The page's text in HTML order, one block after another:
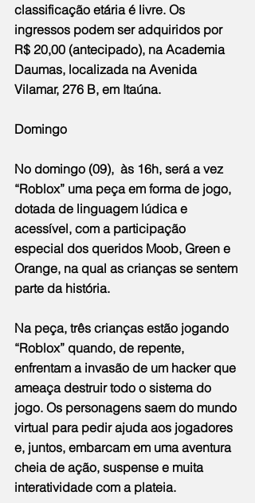
classificação etária é livre. Os
ingressos podem ser adquiridos por
R$ 20,00 (antecipado), na Academia
Daumas, localizada na Avenida
Vilamar, 276 B, em Itaúna.
Domingo
No domingo (09),  às 16h, será a vez
“Roblox” uma peça em forma de jogo,
dotada de linguagem lúdica e
acessível, com a participação
especial dos queridos Moob, Green e
Orange, na qual as crianças se sentem
parte da história.
Na peça, três crianças estão jogando
“Roblox” quando, de repente,
enfrentam a invasão de um hacker que
ameaça destruir todo o sistema do
jogo. Os personagens saem do mundo
virtual para pedir ajuda aos jogadores
e, juntos, embarcam em uma aventura
cheia de ação, suspense e muita
interatividade com a plateia.